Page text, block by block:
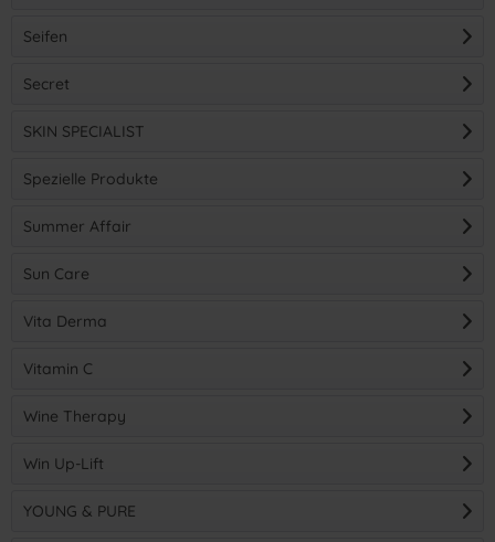
Seifen
Secret
SKIN SPECIALIST
Spezielle Produkte
Summer Affair
Sun Care
Vita Derma
Vitamin C
Wine Therapy
Win Up-Lift
YOUNG & PURE